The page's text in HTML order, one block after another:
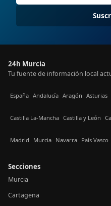
24h Murcia
Tu fuente de información local
España Andalucía Aragón Asturias
Castilla La-Mancha Castilla y León
Madrid Murcia Navarra País Vasco
Secciones
Murcia
Cartagena